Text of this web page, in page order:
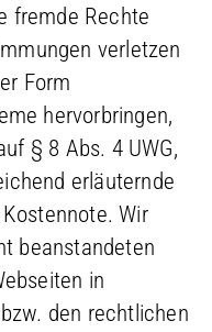
fremde Rechte
verletzen
Form
hervorbringen,
§ 8 Abs. 4 UWG,
erläuternde
Wir
beanstandeten
in
den rechtlichen